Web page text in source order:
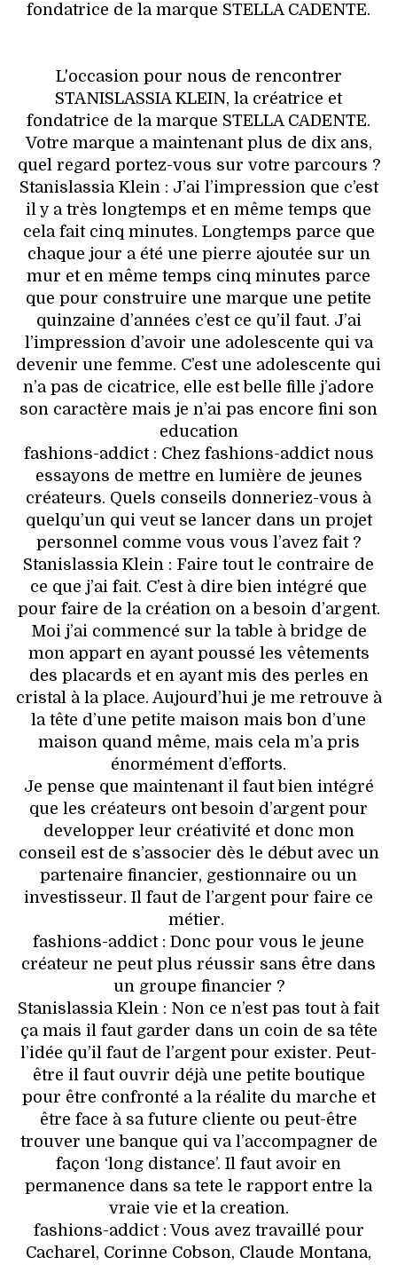
HISTOIRE DES MARQUES
VOYAGES & LOISIRS
fondatrice de la marque STELLA CADENTE.
L'occasion pour nous de rencontrer
STANISLASSIA KLEIN, la créatrice et
fondatrice de la marque STELLA CADENTE.
Votre marque a maintenant plus de dix ans,
quel regard portez-vous sur votre parcours ?
Stanislassia Klein : J’ai l’impression que c’est
il y a très longtemps et en même temps que
cela fait cinq minutes. Longtemps parce que
chaque jour a été une pierre ajoutée sur un
mur et en même temps cinq minutes parce
que pour construire une marque une petite
quinzaine d’années c’est ce qu’il faut. J’ai
l’impression d’avoir une adolescente qui va
devenir une femme. C’est une adolescente qui
n’a pas de cicatrice, elle est belle fille j’adore
son caractère mais je n’ai pas encore fini son
education
fashions-addict : Chez fashions-addict nous
essayons de mettre en lumière de jeunes
créateurs. Quels conseils donneriez-vous à
quelqu’un qui veut se lancer dans un projet
personnel comme vous vous l’avez fait ?
Stanislassia Klein : Faire tout le contraire de
ce que j’ai fait. C’est à dire bien intégré que
pour faire de la création on a besoin d’argent.
Moi j’ai commencé sur la table à bridge de
mon appart en ayant poussé les vêtements
des placards et en ayant mis des perles en
cristal à la place. Aujourd’hui je me retrouve à
la tête d’une petite maison mais bon d’une
maison quand même, mais cela m’a pris
énormément d’efforts.
Je pense que maintenant il faut bien intégré
que les créateurs ont besoin d’argent pour
developper leur créativité et donc mon
conseil est de s’associer dès le début avec un
partenaire financier, gestionnaire ou un
investisseur. Il faut de l’argent pour faire ce
métier.
fashions-addict : Donc pour vous le jeune
créateur ne peut plus réussir sans être dans
un groupe financier ?
Stanislassia Klein : Non ce n’est pas tout à fait
ça mais il faut garder dans un coin de sa tête
l’idée qu’il faut de l’argent pour exister. Peut-
être il faut ouvrir déjà une petite boutique
pour être confronté a la réalite du marche et
être face à sa future cliente ou peut-être
trouver une banque qui va l’accompagner de
façon ‘long distance’. Il faut avoir en
permanence dans sa tete le rapport entre la
vraie vie et la creation.
fashions-addict : Vous avez travaillé pour
Cacharel, Corinne Cobson, Claude Montana,